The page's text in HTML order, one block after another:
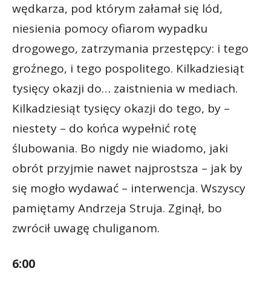
wędkarza, pod którym załamał się lód,
niesienia pomocy ofiarom wypadku
drogowego, zatrzymania przestępcy: i tego
groźnego, i tego pospolitego. Kilkadziesiąt
tysięcy okazji do… zaistnienia w mediach.
Kilkadziesiąt tysięcy okazji do tego, by –
niestety – do końca wypełnić rotę
ślubowania. Bo nigdy nie wiadomo, jaki
obrót przyjmie nawet najprostsza – jak by
się mogło wydawać – interwencja. Wszyscy
pamiętamy Andrzeja Struja. Zginął, bo
zwrócił uwagę chuliganom.
6:00